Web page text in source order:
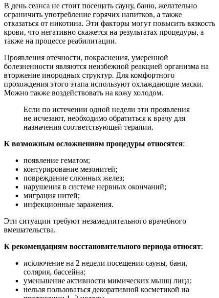
В день сеанса не стоит посещать сауну, баню, желательно
ограничить употребление горячих напитков, а также
отказаться от никотина. Эти факторы могут повысить вязкость
крови, что негативно скажется на результатах процедуры, а
также на процессе реабилитации.
Проявления отечности, покраснения, умеренной
болезненности являются неизбежной реакцией организма на
вторжение инородных структур. Для комфортного
прохождения этого этапа используют охлаждающие маски.
Можно также воздействовать на кожу холодом.
Если по истечении одной недели эти проявления
не исчезают, необходимо обратиться к врачу для
назначения соответствующей терапии.
К возможным осложнениям процедуры относятся:
появление гематом;
контурирование мезонитей;
повреждение слюнных желез;
нарушения в системе нервных окончаний;
миграция нитей;
инфекционные заражения.
Эти ситуации требуют незамедлительного врачебного
вмешательства.
К рекомендациям восстановительного периода относят:
исключение на 2 недели посещения сауны, бани,
солярия, бассейна;
уменьшение активности мимических мышц лица;
нельзя пользоваться декоративной косметикой на